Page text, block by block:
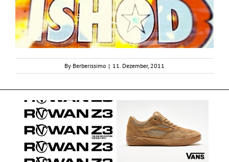
By Berberissimo | 11. Dezember, 2011